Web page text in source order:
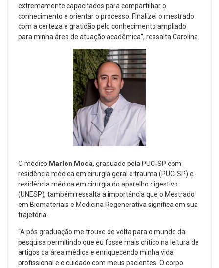
extremamente capacitados para compartilhar o
conhecimento e orientar o processo. Finalizei o mestrado
com a certeza e gratidão pelo conhecimento ampliado
para minha área de atuação acadêmica”, ressalta Carolina.
O médico Marlon Moda, graduado pela PUC-SP com
residência médica em cirurgia geral e trauma (PUC-SP) e
residência médica em cirurgia do aparelho digestivo
(UNESP), também ressalta a importância que o Mestrado
em Biomateriais e Medicina Regenerativa significa em sua
trajetória.
“A pós graduação me trouxe de volta para o mundo da
pesquisa permitindo que eu fosse mais crítico na leitura de
artigos da área médica e enriquecendo minha vida
profissional e o cuidado com meus pacientes. O corpo